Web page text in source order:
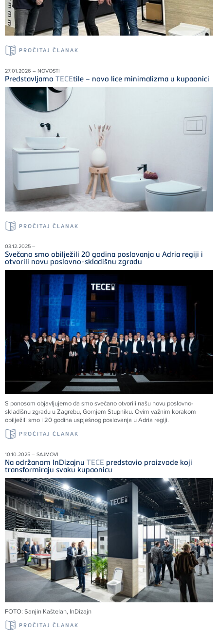
PROČITAJ ČLANAK
27.01.2026 – NOVOSTI
Predstavljamo TECEtile – novo lice minimalizma u kupaonici
PROČITAJ ČLANAK
03.12.2025 –
Svečano smo obilježili 20 godina poslovanja u Adria regiji i
otvorili novu poslovno-skladišnu zgradu
S ponosom objavljujemo da smo svečano otvorili našu novu poslovno-
skladišnu zgradu u Zagrebu, Gornjem Stupniku. Ovim važnim korakom
obilježili smo i 20 godina uspješnog poslovanja u Adria regiji.
PROČITAJ ČLANAK
10.10.2025 – SAJMOVI
Na održanom InDizajnu TECE predstavio proizvode koji
transformiraju svaku kupaonicu
FOTO: Sanjin Kaštelan, InDizajn
PROČITAJ ČLANAK